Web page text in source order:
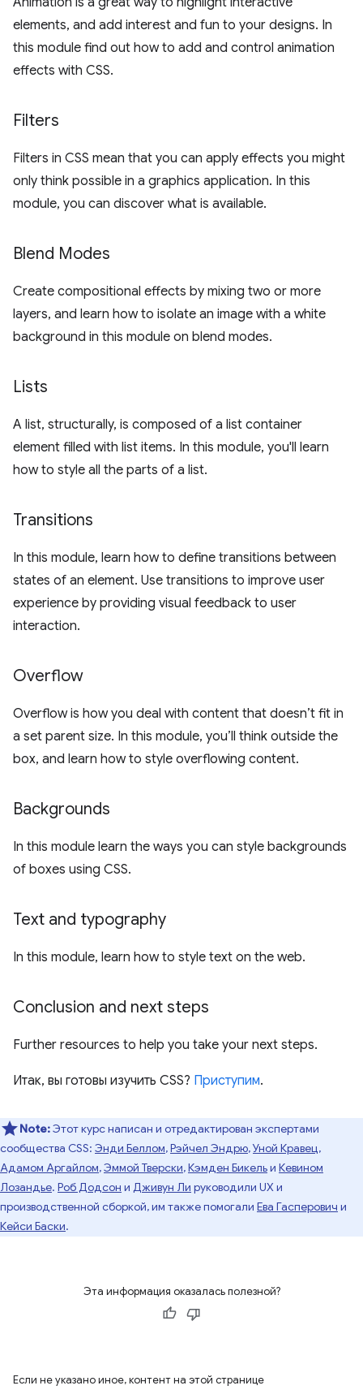
elements, and add interest and fun to your designs. In
this module find out how to add and control animation
effects with CSS.
Filters
Filters in CSS mean that you can apply effects you might
only think possible in a graphics application. In this
module, you can discover what is available.
Blend Modes
Create compositional effects by mixing two or more
layers, and learn how to isolate an image with a white
background in this module on blend modes.
Lists
A list, structurally, is composed of a list container
element filled with list items. In this module, you'll learn
how to style all the parts of a list.
Transitions
In this module, learn how to define transitions between
states of an element. Use transitions to improve user
experience by providing visual feedback to user
interaction.
Overflow
Overflow is how you deal with content that doesn’t fit in
a set parent size. In this module, you’ll think outside the
box, and learn how to style overflowing content.
Backgrounds
In this module learn the ways you can style backgrounds
of boxes using CSS.
Text and typography
In this module, learn how to style text on the web.
Conclusion and next steps
Further resources to help you take your next steps.
Итак, вы готовы изучить CSS? Приступим.
Note:Этот курс написан и отредактирован экспертами
сообщества CSS: Энди Беллом,Рэйчел Эндрю,Уной Кравец,
Адамом Аргайлом,Эммой Тверски,Кэмден Бикельи Кевином
Лозандье. Роб Додсон и Дживун Ли руководили UX и
производственной сборкой, им также помогали Ева Гасперович и
Кейси Баски.
Эта информация оказалась полезной?
Если не указано иное, контент на этой странице